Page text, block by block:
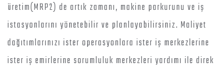
üretim(MRP2) de artık zamanı, makine parkurunu ve iş
istasyonlarını yönetebilir ve planlayabilirsiniz. Maliyet
dağıtımlarınızı ister operasyonlara ister iş merkezlerine
ister iş emirlerine sorumluluk merkezleri yardımı ile direk